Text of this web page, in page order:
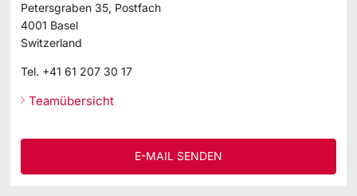
Petersgraben 35, Postfach
4001 Basel
Switzerland
Tel. +41 61 207 30 17
Teamübersicht
E-MAIL SENDEN